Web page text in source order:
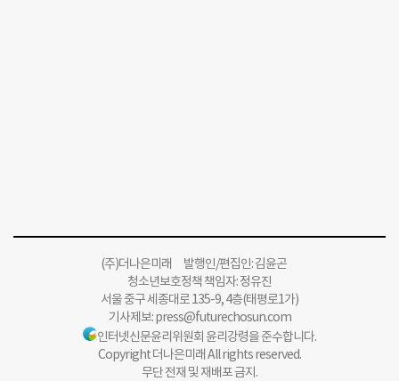
(주)더나은미래 발행인/편집인: 김윤곤
청소년보호정책 책임자: 정유진
서울 중구 세종대로 135-9, 4층(태평로1가)
기사제보:press@futurechosun.com
인터넷신문윤리위원회 윤리강령을 준수합니다.
Copyright 더나은미래 All rights reserved.
무단 전재 및 재배포 금지.